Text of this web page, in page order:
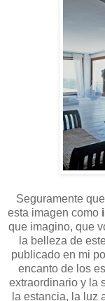
Seguramente
esta imagen como
que imagino, que
la belleza de
publicado en mi
encanto de los
extraordinario y la
la estancia, la luz